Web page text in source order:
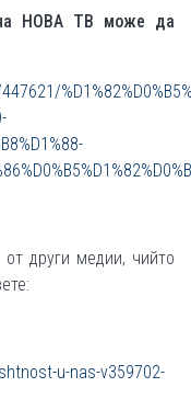
НОВА ТВ може да
други медии, чийто
u-nas-v359702-